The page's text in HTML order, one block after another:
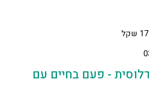
- פעם בחיים עם